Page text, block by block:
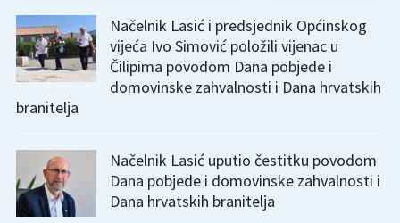
Načelnik Lasić i predsjednik Općinskog
vijeća Ivo Simović položili vijenac u
Čilipima povodom Dana pobjede i
domovinske zahvalnosti i Dana hrvatskih
branitelja
Načelnik Lasić uputio čestitku povodom
Dana pobjede i domovinske zahvalnosti i
Dana hrvatskih branitelja